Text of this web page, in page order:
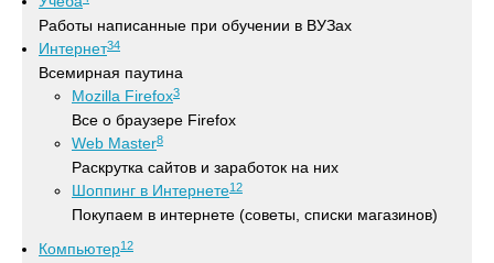
Работы написанные при обучении в ВУЗах
Интернет34
Всемирная паутина
Mozilla Firefox3
Все о браузере Firefox
Web Master8
Раскрутка сайтов и заработок на них
Шоппинг в Интернете12
Покупаем в интернете (советы, списки магазинов)
Компьютер12